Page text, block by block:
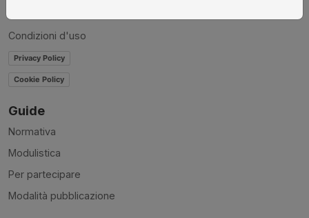
Condizioni d'uso
Privacy Policy
Cookie Policy
Guide
Normativa
Modulistica
Per partecipare
Modalità pubblicazione